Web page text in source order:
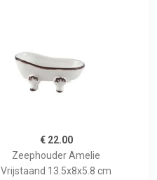
€ 22.00
Zeephouder Amelie
Vrijstaand 13.5x8x5.8 cm